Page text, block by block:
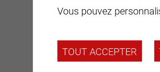
Vous pouvez
TOUT ACCEPTER